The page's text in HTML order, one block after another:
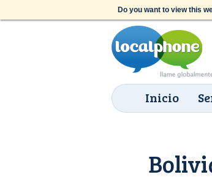
Do you want to view this
Inicio